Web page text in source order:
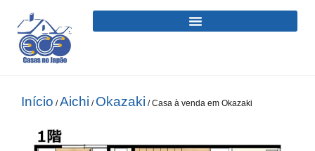
Início /Aichi / Okazaki / Casa à venda em Okazaki